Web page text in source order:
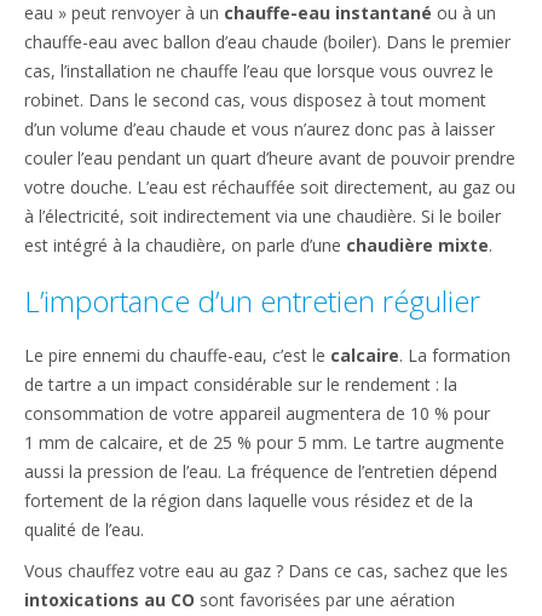
eau » peut renvoyer à un chauffe-eau instantané ou à un
chauffe-eau avec ballon d’eau chaude (boiler). Dans le premier
cas, l’installation ne chauffe l’eau que lorsque vous ouvrez le
robinet. Dans le second cas, vous disposez à tout moment
d’un volume d’eau chaude et vous n’aurez donc pas à laisser
couler l’eau pendant un quart d’heure avant de pouvoir prendre
votre douche. L’eau est réchauffée soit directement, au gaz ou
à l’électricité, soit indirectement via une chaudière. Si le boiler
est intégré à la chaudière, on parle d’une chaudière mixte.
L’importance d’un entretien régulier
Le pire ennemi du chauffe-eau, c’est le calcaire. La formation
de tartre a un impact considérable sur le rendement : la
consommation de votre appareil augmentera de 10 % pour
1 mm de calcaire, et de 25 % pour 5 mm. Le tartre augmente
aussi la pression de l’eau. La fréquence de l’entretien dépend
fortement de la région dans laquelle vous résidez et de la
qualité de l’eau.
Vous chauffez votre eau au gaz ? Dans ce cas, sachez que les
intoxications au CO sont favorisées par une aération